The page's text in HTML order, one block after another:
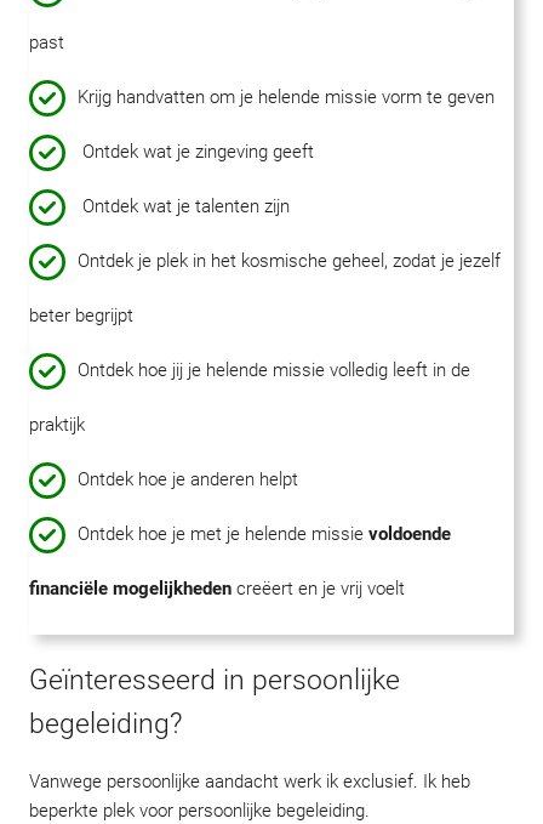
past
Krijg handvatten om je helende missie vorm te geven
Ontdek wat je zingeving geeft
Ontdek wat je talenten zijn
Ontdek je plek in het kosmische geheel, zodat je jezelf
beter begrijpt
Ontdek hoe jij je helende missie volledig leeft in de
praktijk
Ontdek hoe je anderen helpt
Ontdek hoe je met je helende missie voldoende
financiële mogelijkheden creëert en je vrij voelt
Geïnteresseerd in persoonlijke
begeleiding?
Vanwege persoonlijke aandacht werk ik exclusief. Ik heb
beperkte plek voor persoonlijke begeleiding.